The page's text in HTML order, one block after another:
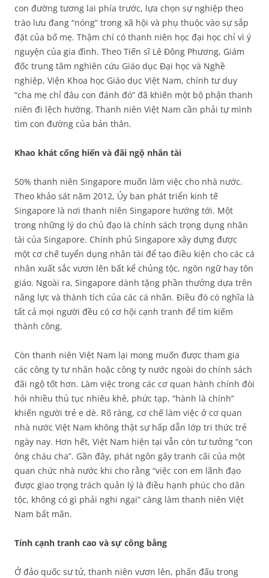
con đường tương lai phía trước, lựa chọn sự nghiệp theo
trào lưu đang “nóng” trong xã hội và phụ thuộc vào sự sắp
đặt của bố mẹ. Thậm chí có thanh niên học đại học chỉ vì ý
nguyện của gia đình. Theo Tiến sĩ Lê Đông Phương, Giám
đốc trung tâm nghiên cứu Giáo dục Đại học và Nghề
nghiệp, Viện Khoa học Giáo dục Việt Nam, chính tư duy
“cha mẹ chỉ đâu con đánh đó” đã khiến một bộ phận thanh
niên đi lệch hướng. Thanh niên Việt Nam cần phải tự mình
tìm con đường của bản thân.
Khao khát cống hiến và đãi ngộ nhân tài
50% thanh niên Singapore muốn làm việc cho nhà nước.
Theo khảo sát năm 2012, Ủy ban phát triển kinh tế
Singapore là nơi thanh niên Singapore hướng tới. Một
trong những lý do chủ đạo là chính sách trọng dụng nhân
tài của Singapore. Chính phủ Singapore xây dựng được
một cơ chế tuyển dụng nhân tài để tạo điều kiện cho các cá
nhân xuất sắc vươn lên bất kể chủng tộc, ngôn ngữ hay tôn
giáo. Ngoài ra, Singapore dành tặng phần thưởng dựa trên
năng lực và thành tích của các cá nhân. Điều đó có nghĩa là
tất cả mọi người đều có cơ hội cạnh tranh để tìm kiếm
thành công.
Còn thanh niên Việt Nam lại mong muốn được tham gia
các công ty tư nhân hoặc công ty nước ngoài do chính sách
đãi ngộ tốt hơn. Làm việc trong các cơ quan hành chính đòi
hỏi nhiều thủ tục nhiêu khê, phức tạp, “hành là chính”
khiến người trẻ e dè. Rõ ràng, cơ chế làm việc ở cơ quan
nhà nước Việt Nam không thật sự hấp dẫn lớp tri thức trẻ
ngày nay. Hơn hết, Việt Nam hiện tại vẫn còn tư tưởng “con
ông cháu cha”. Gần đây, phát ngôn gây tranh cãi của một
quan chức nhà nước khi cho rằng “việc con em lãnh đạo
được giao trọng trách quản lý là điều hạnh phúc cho dân
tộc, không có gì phải nghi ngại” càng làm thanh niên Việt
Nam bất mãn.
Tính cạnh tranh cao và sự công bằng
Ở đảo quốc sư tử, thanh niên vươn lên, phấn đấu trong